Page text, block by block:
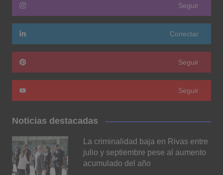
Seguir
Conectar
Seguir
Seguir
Noticias destacadas
La criminalidad baja en Rivas entre
julio y septiembre pese al aumento
acumulado del año